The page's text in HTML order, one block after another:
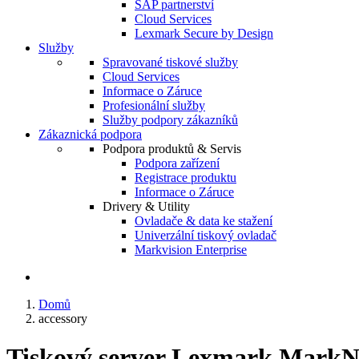
SAP partnerství
Cloud Services
Lexmark Secure by Design
Služby
Spravované tiskové služby
Cloud Services
Informace o Záruce
Profesionální služby
Služby podpory zákazníků
Zákaznická podpora
Podpora produktů & Servis
Podpora zařízení
Registrace produktu
Informace o Záruce
Drivery & Utility
Ovladače & data ke stažení
Univerzální tiskový ovladač
Markvision Enterprise
Domů
accessory